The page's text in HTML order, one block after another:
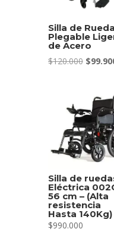
Silla de
Plegable
de Acero
$120.000 El
era:
$
Silla de
Eléctrica
56 cm – (Alta
resistencia
Hasta 140Kg)
$990.000